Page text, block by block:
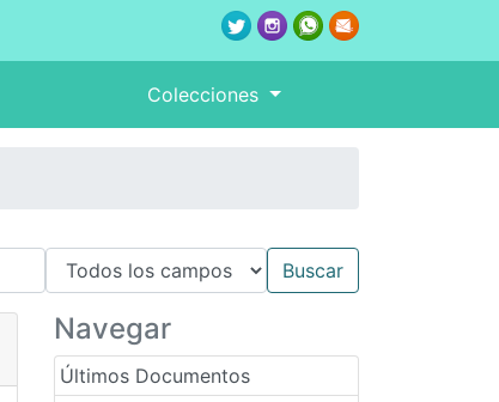
Colecciones
Navegar
Últimos Documentos